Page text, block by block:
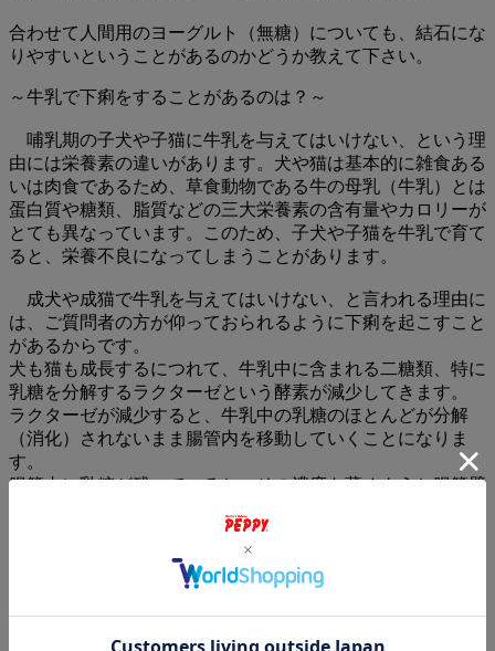
合わせて人間用のヨーグルト（無糖）についても、結石にな
りやすいということがあるのかどうか教えて下さい。
～牛乳で下痢をすることがあるのは？～
哺乳期の子犬や子猫に牛乳を与えてはいけない、という理
由には栄養素の違いがあります。犬や猫は基本的に雑食ある
いは肉食であるため、草食動物である牛の母乳（牛乳）とは
蛋白質や糖類、脂質などの三大栄養素の含有量やカロリーが
とても異なっています。このため、子犬や子猫を牛乳で育て
ると、栄養不良になってしまうことがあります。
成犬や成猫で牛乳を与えてはいけない、と言われる理由に
は、ご質問者の方が仰っておられるように下痢を起こすこと
があるからです。
犬も猫も成長するにつれて、牛乳中に含まれる二糖類、特に
乳糖を分解するラクターゼという酵素が減少してきます。
ラクターゼが減少すると、牛乳中の乳糖のほとんどが分解
（消化）されないまま腸管内を移動していくことになりま
す。
腸管内に乳糖が残っていると、その濃度を薄めようと腸管壁
に吸収されるべき水分が乳糖と一緒に残ったりします。この
過剰な水分によって便が水っぽく、すなわち下痢状になって
※ ある研究によれば、犬では体重１Kgあたりに20mlの牛